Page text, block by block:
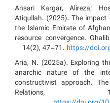
Ansari Kargar, Alireza;
Atiqullah. (2025). The
the Islamic Emirate of
resource convergence.
14(2), 47–71. https://
Aria, N. (2025a). Exploring
anarchic nature of the
constructivist approach.
Relations,